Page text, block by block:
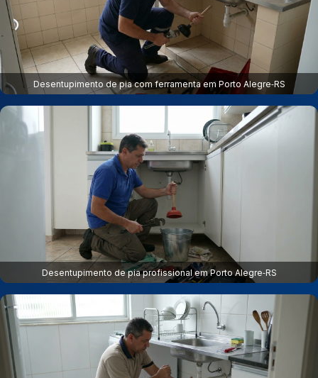
Desentupimento de pia com ferramenta em Porto Alegre‑RS
Desentupimento de pia profissional em Porto Alegre‑RS